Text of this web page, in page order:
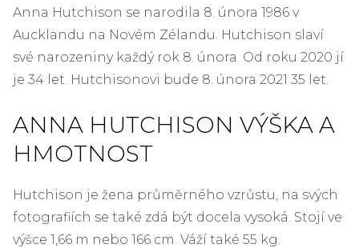
Anna Hutchison se narodila 8. února 1986 v
Aucklandu na Novém Zélandu. Hutchison slaví
své narozeniny každý rok 8. února. Od roku 2020 jí
je 34 let. Hutchisonovi bude 8. února 2021 35 let.
ANNA HUTCHISON VÝŠKA A
HMOTNOST
Hutchison je žena průměrného vzrůstu, na svých
fotografiích se také zdá být docela vysoká. Stojí ve
výšce 1,66 m nebo 166 cm. Váží také 55 kg.